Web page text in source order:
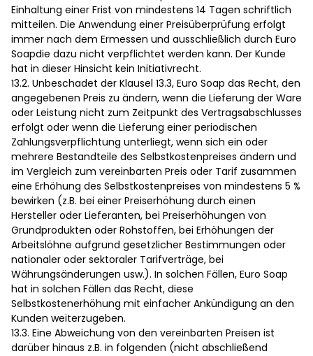
Einhaltung einer Frist von mindestens 14 Tagen schriftlich
mitteilen. Die Anwendung einer Preisüberprüfung erfolgt
immer nach dem Ermessen und ausschließlich durch Euro
Soapdie dazu nicht verpflichtet werden kann. Der Kunde
hat in dieser Hinsicht kein Initiativrecht.
13.2. Unbeschadet der Klausel 13.3, Euro Soap das Recht, den
angegebenen Preis zu ändern, wenn die Lieferung der Ware
oder Leistung nicht zum Zeitpunkt des Vertragsabschlusses
erfolgt oder wenn die Lieferung einer periodischen
Zahlungsverpflichtung unterliegt, wenn sich ein oder
mehrere Bestandteile des Selbstkostenpreises ändern und
im Vergleich zum vereinbarten Preis oder Tarif zusammen
eine Erhöhung des Selbstkostenpreises von mindestens 5 %
bewirken (z.B. bei einer Preiserhöhung durch einen
Hersteller oder Lieferanten, bei Preiserhöhungen von
Grundprodukten oder Rohstoffen, bei Erhöhungen der
Arbeitslöhne aufgrund gesetzlicher Bestimmungen oder
nationaler oder sektoraler Tarifverträge, bei
Währungsänderungen usw.). In solchen Fällen, Euro Soap
hat in solchen Fällen das Recht, diese
Selbstkostenerhöhung mit einfacher Ankündigung an den
Kunden weiterzugeben.
13.3. Eine Abweichung von den vereinbarten Preisen ist
darüber hinaus z.B. in folgenden (nicht abschließend